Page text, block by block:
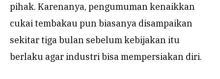
pihak. Karenanya, pengumuman kenaikkan
cukai tembakau pun biasanya disampaikan
sekitar tiga bulan sebelum kebijakan itu
berlaku agar industri bisa mempersiakan diri.